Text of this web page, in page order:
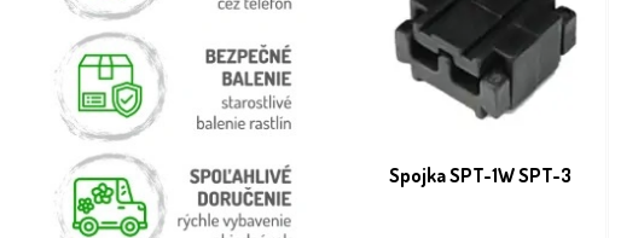
Spojka SPT-1W SPT-3